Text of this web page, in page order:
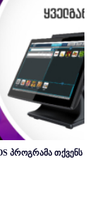
პროგრამა თქვენს